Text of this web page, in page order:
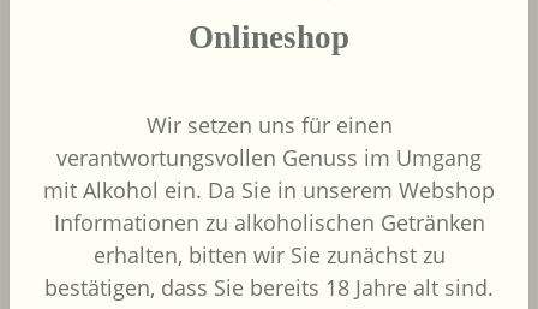
Regulärer Preis:
9,00 €
Inhalt:0.75 Liter(12,00 € / 1
Liter)UVP9,90 €
In den Warenkorb
Onlineshop
Wir setzen uns für einen
verantwortungsvollen Genuss im Umgang
mit Alkohol ein. Da Sie in unserem Webshop
Informationen zu alkoholischen Getränken
erhalten, bitten wir Sie zunächst zu
bestätigen, dass Sie bereits 18 Jahre alt sind.